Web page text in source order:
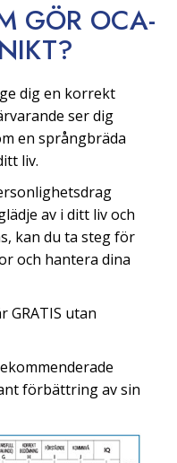
GÖR OCA-
dig en korrekt
ser dig
en språngbräda
liv.
av i ditt liv och
kan du ta steg för
och hantera dina
GRATIS utan
förbättring av sin